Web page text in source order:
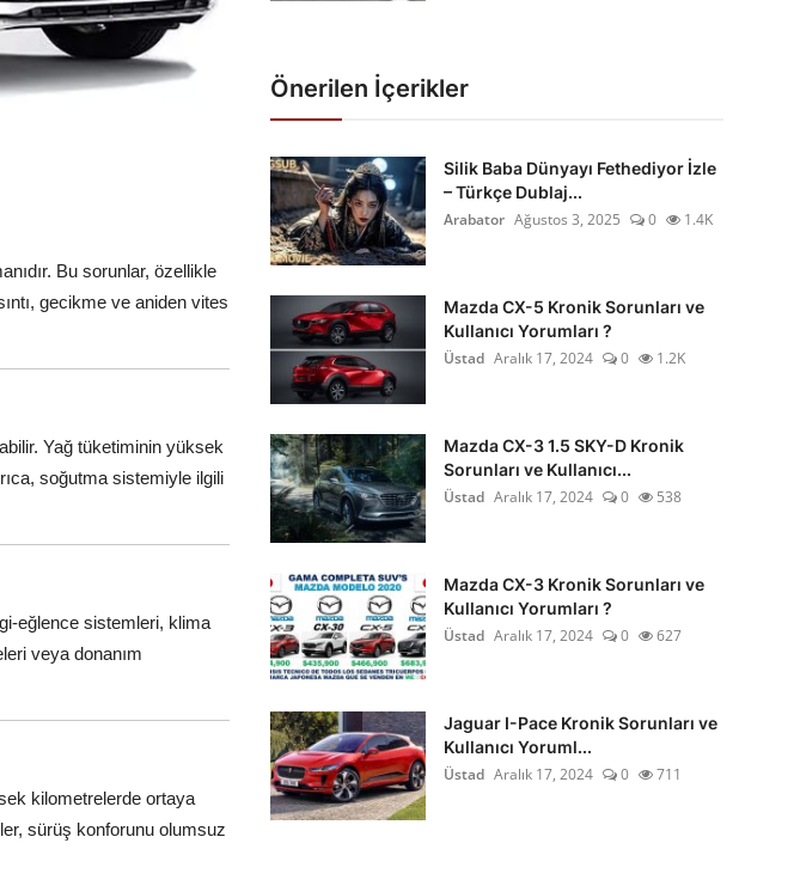
Bu sorunlar, özellikle
gecikme ve aniden vites
Yağ tüketiminin yüksek
soğutma sistemiyle ilgili
eğlence sistemleri, klima
veya donanım
kilometrelerde ortaya
sürüş konforunu olumsuz
Önerilen İçerikler
Silik Baba Dünyayı Fethediyor İzle
– Türkçe Dublaj...
Arabator Ağustos 3, 2025 0 1.4K
Mazda CX-5 Kronik Sorunları ve
Kullanıcı Yorumları ?
Üstad Aralık 17, 2024 0 1.2K
Mazda CX-3 1.5 SKY-D Kronik
Sorunları ve Kullanıcı...
Üstad Aralık 17, 2024 0 538
Mazda CX-3 Kronik Sorunları ve
Kullanıcı Yorumları ?
Üstad Aralık 17, 2024 0 627
Jaguar I-Pace Kronik Sorunları ve
Kullanıcı Yoruml...
Üstad Aralık 17, 2024 0 711